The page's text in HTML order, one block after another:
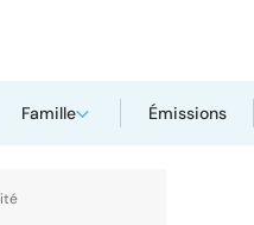
Famille Émissions